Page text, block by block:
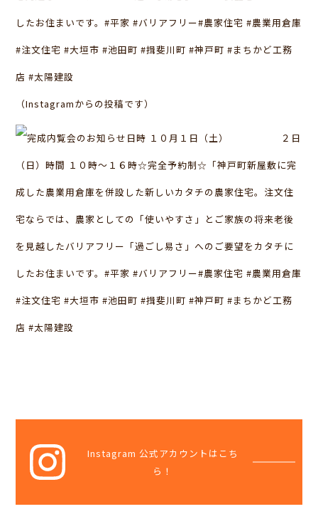
申し込み
したお住まいです。#平家 #バリアフリー#農家住宅 #農業用倉庫
#注文住宅 #大垣市 #池田町 #揖斐川町 #神戸町 #まちかど工務
店 #太陽建設
（Instagramからの投稿です）
Instagram 公式アカウントはこち
ら！